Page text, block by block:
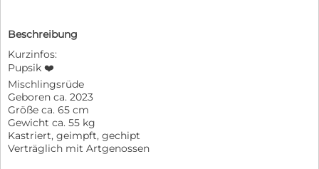
Beschreibung
Kurzinfos:
Pupsik ❤️
Mischlingsrüde
Geboren ca. 2023
Größe ca. 65 cm
Gewicht ca. 55 kg
Kastriert, geimpft, gechipt
Verträglich mit Artgenossen